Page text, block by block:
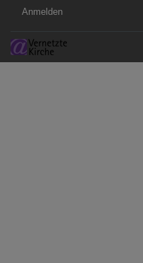
Benutzermenü
Anmelden